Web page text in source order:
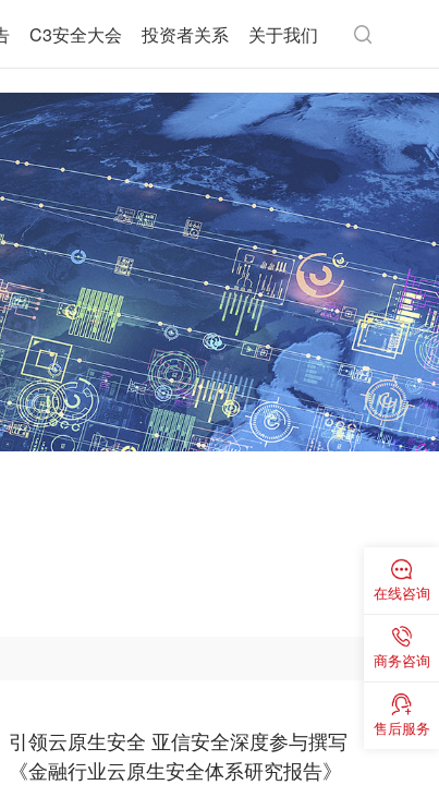
C3安全大会 投资者关系 关于我们
引领云原生安全 亚信安全深度参与撰写
《金融行业云原生安全体系研究报告》
在线咨询
商务咨询
售后服务